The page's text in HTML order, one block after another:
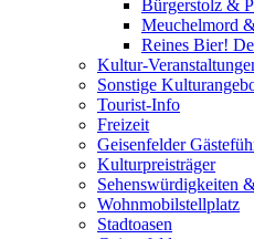
Bürgerstolz &
Meuchelmord
Reines Bier!
Kultur-
Sonstige
Tourist-Info
Freizeit
Geisenfelder
Kulturpreisträger
Sehenswürdigkeiten
Wohnmobilstellplatz
Stadtoasen